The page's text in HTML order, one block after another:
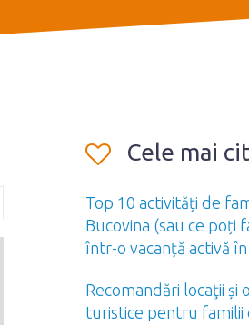
Cele mai
Top 10 activități de
Bucovina (sau ce poți
într-o vacanță activă în
Recomandări locaţii și
turistice pentru familii